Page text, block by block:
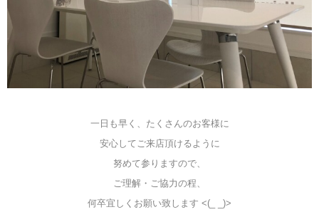
一日も早く、たくさんのお客様に
安心してご来店頂けるように
努めて参りますので、
ご理解・ご協力の程、
何卒宜しくお願い致します <(_ _)>